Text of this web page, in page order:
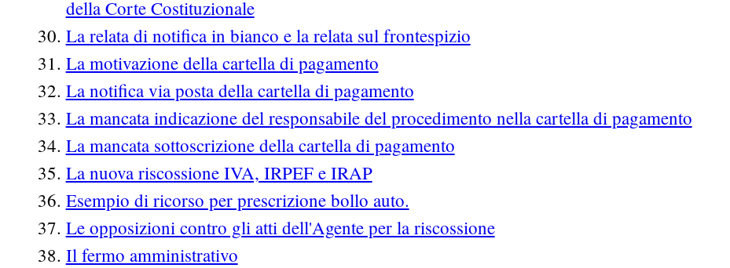
della Corte Costituzionale
La relata di notifica in bianco e la relata sul frontespizio
La motivazione della cartella di pagamento
La notifica via posta della cartella di pagamento
La mancata indicazione del responsabile del procedimento nella cartella di pagamento
La mancata sottoscrizione della cartella di pagamento
La nuova riscossione IVA, IRPEF e IRAP
Esempio di ricorso per prescrizione bollo auto.
Le opposizioni contro gli atti dell'Agente per la riscossione
Il fermo amministrativo